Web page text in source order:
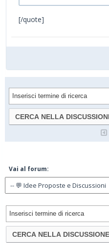
[/quote]
Vai al forum: